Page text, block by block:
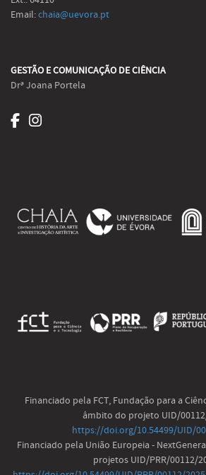
Email:chaia@uevora.pt
GESTÃO E COMUNICAÇÃO DE CIÊNCIA
Drª Joana Portela
Financiado pela FCT, Fundação para a
âmbito do projeto UID/
https://doi.org/10.54499/UID/
Financiado pela União Europeia -
projetos UID/PRR/00112/